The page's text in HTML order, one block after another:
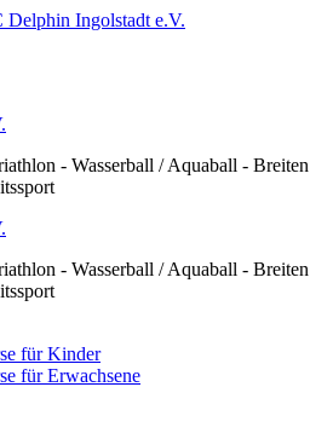
- Wasserball / Aquaball - Breiten
- Wasserball / Aquaball - Breiten
für Kinder
für Erwachsene